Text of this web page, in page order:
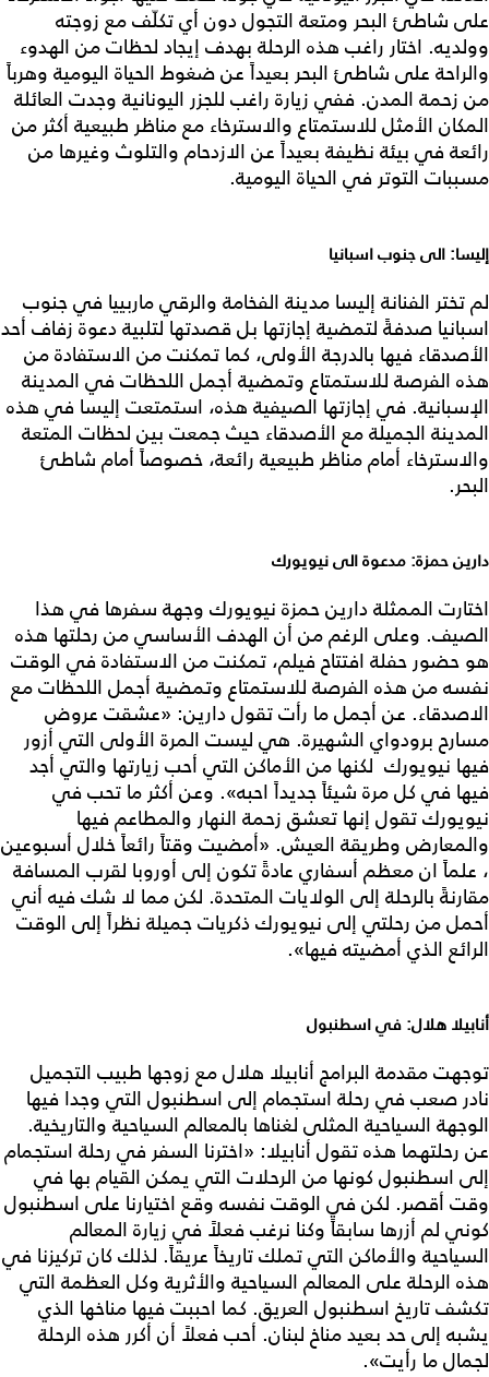
على شاطئ البحر ومتعة التجول دون أي تكلّف مع زوجته
وولديه. اختار راغب هذه الرحلة بهدف إيجاد لحظات من الهدوء
والراحة على شاطئ البحر بعيداً عن ضغوط الحياة اليومية وهرباً
من زحمة المدن. ففي زيارة راغب للجزر اليونانية وجدت العائلة
المكان الأمثل للاستمتاع والاسترخاء مع مناظر طبيعية أكثر من
رائعة في بيئة نظيفة بعيداً عن الازدحام والتلوث وغيرها من
مسببات التوتر في الحياة اليومية.
إليسا: الى جنوب اسبانيا
لم تختر الفنانة إليسا مدينة الفخامة والرقي ماربييا في جنوب
اسبانيا صدفةً لتمضية إجازتها بل قصدتها لتلبية دعوة زفاف أحد
الأصدقاء فيها بالدرجة الأولى، كما تمكنت من الاستفادة من
هذه الفرصة للاستمتاع وتمضية أجمل اللحظات في المدينة
الإسبانية. في إجازتها الصيفية هذه، استمتعت إليسا في هذه
المدينة الجميلة مع الأصدقاء حيث جمعت بين لحظات المتعة
والاسترخاء أمام مناظر طبيعية رائعة، خصوصاً أمام شاطئ
البحر.
دارين حمزة: مدعوة الى نيويورك
اختارت الممثلة دارين حمزة نيويورك وجهة سفرها في هذا
الصيف. وعلى الرغم من أن الهدف الأساسي من رحلتها هذه
هو حضور حفلة افتتاح فيلم، تمكنت من الاستفادة في الوقت
نفسه من هذه الفرصة للاستمتاع وتمضية أجمل اللحظات مع
الاصدقاء. عن أجمل ما رأت تقول دارين: «عشقت عروض
مسارح برودواي الشهيرة. هي ليست المرة الأولى التي أزور
فيها نيويورك لكنها من الأماكن التي أحب زيارتها والتي أجد
فيها في كل مرة شيئاً جديداً احبه». وعن أكثر ما تحب في
نيويورك تقول إنها تعشق زحمة النهار والمطاعم فيها
والمعارض وطريقة العيش. «أمضيت وقتاً رائعاً خلال أسبوعين
، علماً ان معظم أسفاري عادةً تكون إلى أوروبا لقرب المسافة
مقارنةً بالرحلة إلى الولايات المتحدة. لكن مما لا شك فيه أني
أحمل من رحلتي إلى نيويورك ذكريات جميلة نظراً إلى الوقت
الرائع الذي أمضيته فيها».
أنابيلا هلال: في اسطنبول
توجهت مقدمة البرامج أنابيلا هلال مع زوجها طبيب التجميل
نادر صعب في رحلة استجمام إلى اسطنبول التي وجدا فيها
الوجهة السياحية المثلى لغناها بالمعالم السياحية والتاريخية.
عن رحلتهما هذه تقول أنابيلا: «اخترنا السفر في رحلة استجمام
إلى اسطنبول كونها من الرحلات التي يمكن القيام بها في
وقت أقصر. لكن في الوقت نفسه وقع اختيارنا على اسطنبول
كوني لم أزرها سابقاً وكنا نرغب فعلاً في زيارة المعالم
السياحية والأماكن التي تملك تاريخاً عريقاً. لذلك كان تركيزنا في
هذه الرحلة على المعالم السياحية والأثرية وكل العظمة التي
تكشف تاريخ اسطنبول العريق. كما احببت فيها مناخها الذي
يشبه إلى حد بعيد مناخ لبنان. أحب فعلاً أن أكرر هذه الرحلة
لجمال ما رأيت».